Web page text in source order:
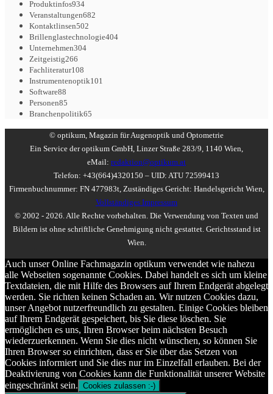
Produktinfos934
Veranstaltungen682
Kontaktlinsen502
Brillenglastechnologie404
Unternehmen304
Zeitgeistig266
Fachliteratur108
Instrumentenoptik101
Software88
Personen85
Branchenpolitik65
© optikum, Magazin für Augenoptik und Optometrie
Ein Service der optikum GmbH, Linzer Straße 283/9, 1140 Wien,
eMail: redaktion@optikum.at
Telefon: +43(664)4320150 – UID: ATU 72599413
Firmenbuchnummer: FN 477983t, Zuständiges Gericht: Handelsgericht Wien,
Vollständiges Impressum
© 2002 - 2026. Alle Rechte vorbehalten. Die Verwendung von Texten und
Bildern ist ohne schriftliche Genehmigung nicht gestattet. Gerichtsstand ist
Wien.
Auch unser Online Fachmagazin optikum verwendet wie nahezu
alle Webseiten sogenannte Cookies. Dabei handelt es sich um kleine
Textdateien, die mit Hilfe des Browsers auf Ihrem Endgerät abgelegt
werden. Sie richten keinen Schaden an. Wir nutzen Cookies dazu,
unser Angebot nutzerfreundlich zu gestalten. Einige Cookies bleiben
auf Ihrem Endgerät gespeichert, bis Sie diese löschen. Sie
ermöglichen es uns, Ihren Browser beim nächsten Besuch
wiederzuerkennen. Wenn Sie dies nicht wünschen, so können Sie
Ihren Browser so einrichten, dass er Sie über das Setzen von
Cookies informiert und Sie dies nur im Einzelfall erlauben. Bei der
Deaktivierung von Cookies kann die Funktionalität unserer Website
eingeschränkt sein. Cookies zulassen :-)